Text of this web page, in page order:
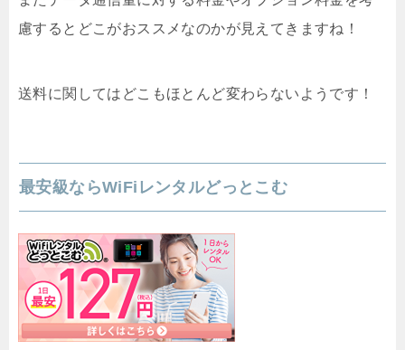
慮するとどこがおススメなのかが見えてきますね！
送料に関してはどこもほとんど変わらないようです！
最安級ならWiFiレンタルどっとこむ